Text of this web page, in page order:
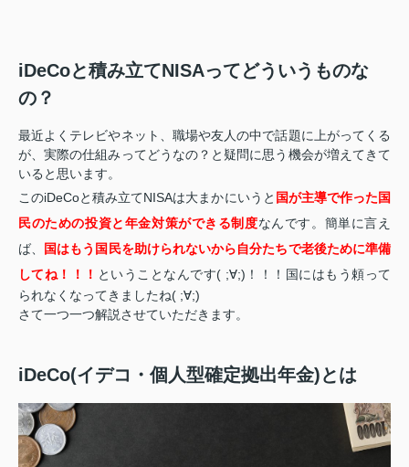
iDeCoと積み立てNISAってどういうものな
の？
最近よくテレビやネット、職場や友人の中で話題に上がってくる
が、実際の仕組みってどうなの？と疑問に思う機会が増えてきて
いると思います。
このiDeCoと積み立てNISAは大まかにいうと 国が主導で作った国
民のための投資と年金対策ができる制度なんです。簡単に言え
ば、
国はもう国民を助けられないから自分たちで老後ために準備
してね！！！ ということなんです( ;∀;)！！！国にはもう頼って
られなくなってきましたね( ;∀;)
さて一つ一つ解説させていただきます。
iDeCo(イデコ・個人型確定拠出年金)とは